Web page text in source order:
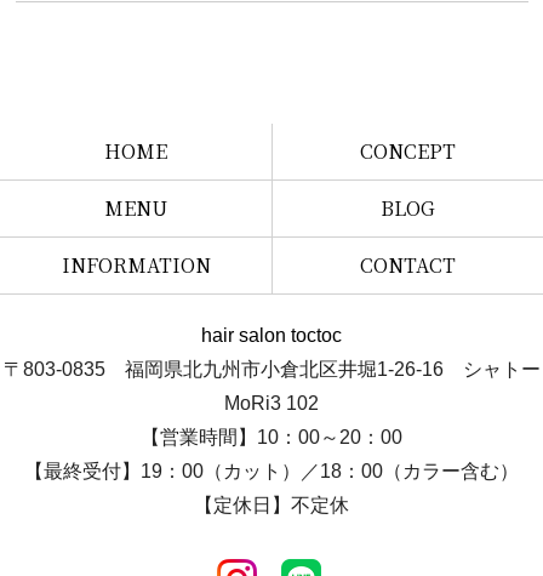
HOME CONCEPT
MENU BLOG
INFORMATION CONTACT
hair salon toctoc
〒803-0835 福岡県北九州市小倉北区井堀1-26-16 シャトー
MoRi3 102
【営業時間】10：00～20：00
【最終受付】19：00（カット）／18：00（カラー含む）
【定休日】不定休